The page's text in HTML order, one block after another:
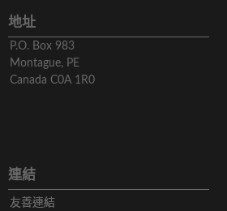
地址
P.O. Box 983
Montague, PE
Canada C0A 1R0
連結
友善連結